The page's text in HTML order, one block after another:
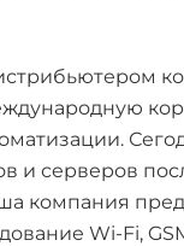
и серверов
компания
Wi-Fi,